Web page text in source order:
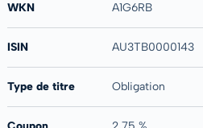
WKN A1G6RB
ISIN AU3TB0000143
Type de titre Obligation